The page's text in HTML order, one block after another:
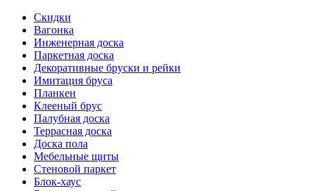
Скидки
Вагонка
Инженерная доска
Паркетная доска
Декоративные бруски и рейки
Имитация бруса
Планкен
Клееный брус
Палубная доска
Террасная доска
Доска пола
Мебельные щиты
Стеновой паркет
Блок-хаус